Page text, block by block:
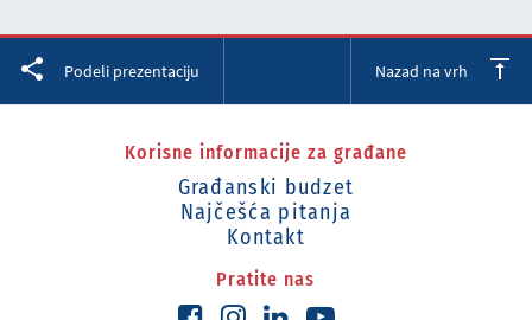
Podeli prezentaciju Nazad na vrh
Korisne informacije za građane
Građanski budzet
Najčešća pitanja
Kontakt
Pratite nas